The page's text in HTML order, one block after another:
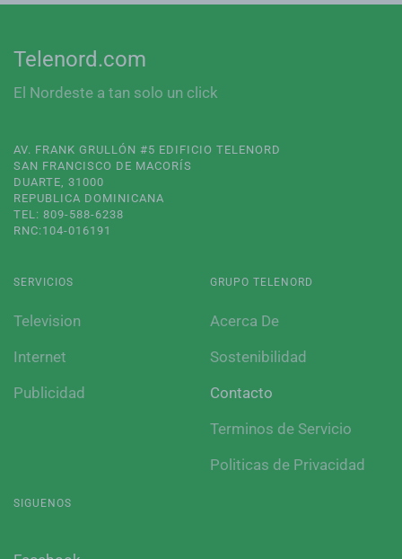
Telenord.com
El Nordeste a tan solo un click
AV. FRANK GRULLÓN #5 EDIFICIO TELENORD
SAN FRANCISCO DE MACORÍS
DUARTE, 31000
REPUBLICA DOMINICANA
TEL: 809-588-6238
RNC:104-016191
SERVICIOS
Television
Internet
Publicidad
GRUPO TELENORD
Acerca De
Sostenibilidad
Contacto
Terminos de Servicio
Politicas de Privacidad
SIGUENOS